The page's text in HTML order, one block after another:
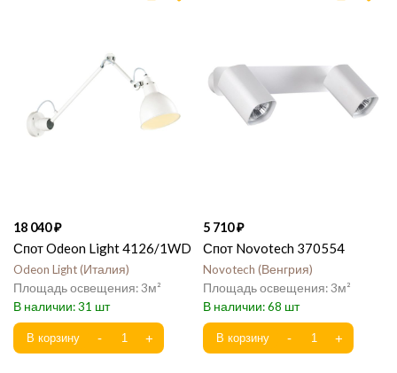
18 040
Спот Odeon Light 4126/1WD
Odeon Light Италия
3
31
5 710
Спот Novotech 370554
Novotech Венгрия
3
68